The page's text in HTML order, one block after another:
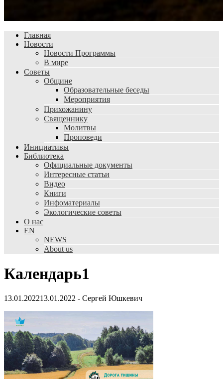
Главная
Новости
Новости Программы
В мире
Советы
Общине
Образовательные беседы
Мероприятия
Прихожанину
Священнику
Молитвы
Проповеди
Инициативы
Библиотека
Официальные документы
Интересные статьи
Видео
Книги
Инфоматериалы
Экологические советы
О нас
EN
NEWS
About us
Календарь1
13.01.202213.01.2022 - Сергей Юшкевич